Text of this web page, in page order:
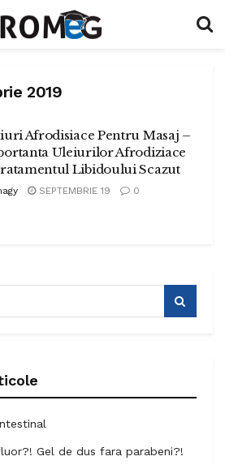
2019
Afrodisiace Pentru Masaj –
Uleiurilor Afrodiziace
Libidoului Scazut
SEPTEMBRIE 19 0
Gel de dus fara parabeni?!